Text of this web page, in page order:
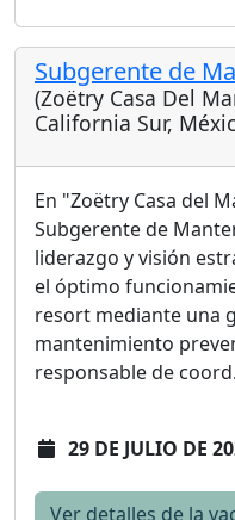
Subgerente de
(Zoëtry Casa Del
California Sur,
En "Zoëtry Casa del
Subgerente de
liderazgo y visión
el óptimo
resort mediante una
mantenimiento
responsable de
29 DE JULIO DE
Ver detalles de la